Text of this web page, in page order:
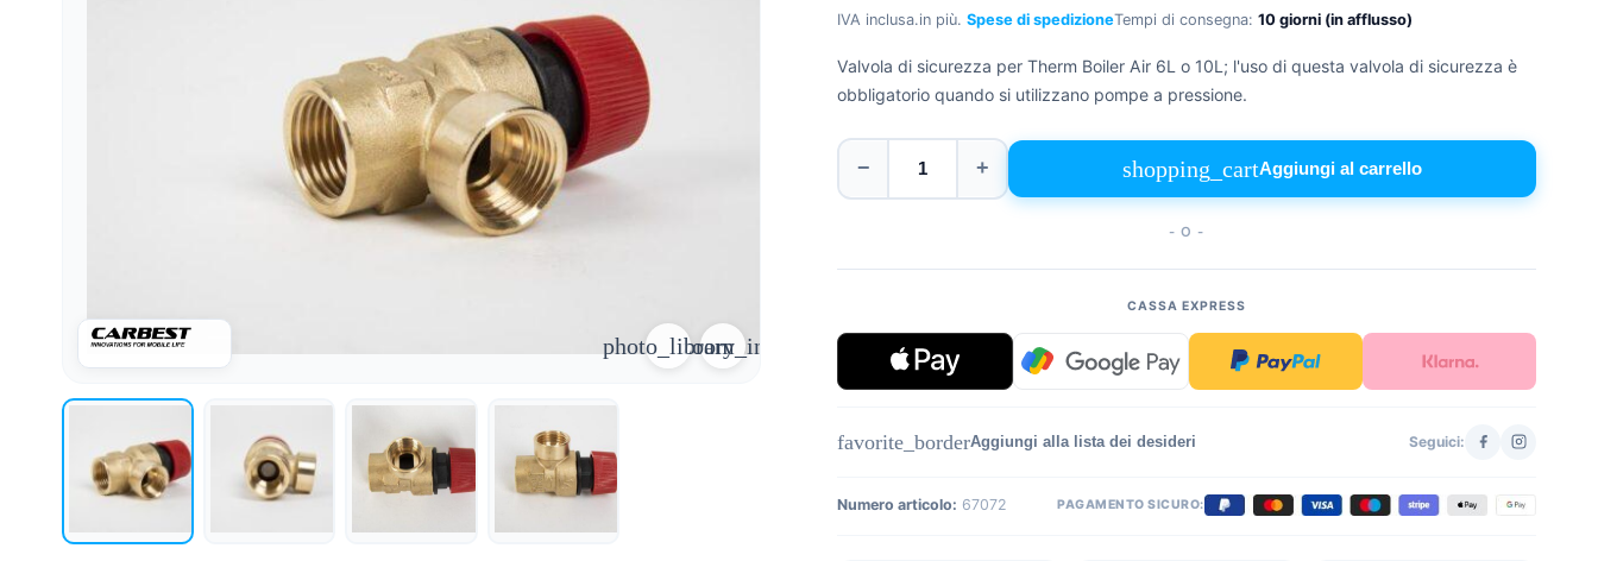
zoom_in
photo_library
IVA inclusa. in più. Spese di spedizioneTempi di consegna: 10 giorni (in afflusso)
Valvola di sicurezza per Therm Boiler Air 6L o 10L; l'uso di questa valvola di sicurezza è
obbligatorio quando si utilizzano pompe a pressione.
− + shopping_cartAggiungi al carrello
- O -
CASSA EXPRESS
favorite_borderAggiungi alla lista dei desideri Seguici:
Numero articolo: 67072 PAGAMENTO SICURO: